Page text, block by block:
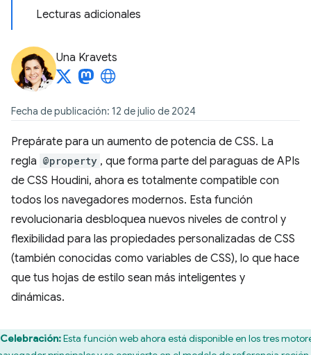
Lecturas adicionales
Una Kravets
Fecha de publicación: 12 de julio de 2024
Prepárate para un aumento de potencia de CSS. La
regla @property , que forma parte del paraguas de APIs
de CSS Houdini, ahora es totalmente compatible con
todos los navegadores modernos. Esta función
revolucionaria desbloquea nuevos niveles de control y
flexibilidad para las propiedades personalizadas de CSS
(también conocidas como variables de CSS), lo que hace
que tus hojas de estilo sean más inteligentes y
dinámicas.
Celebración:Esta función web ahora está disponible en los tres